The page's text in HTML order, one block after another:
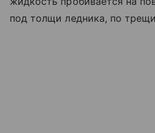
под толщи ледника, по